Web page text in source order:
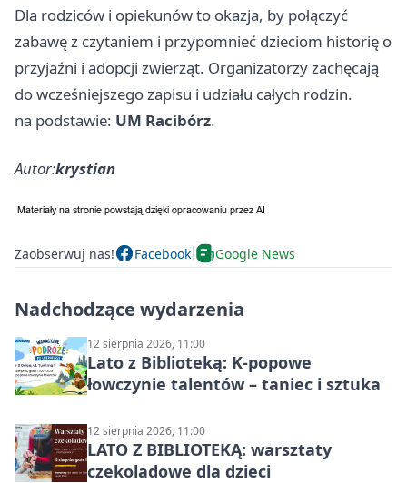
Dla rodziców i opiekunów to okazja, by połączyć
zabawę z czytaniem i przypomnieć dzieciom historię o
przyjaźni i adopcji zwierząt. Organizatorzy zachęcają
do wcześniejszego zapisu i udziału całych rodzin.
na podstawie: UM Racibórz.
Autor:krystian
Zaobserwuj nas! Facebook Google News
Nadchodzące wydarzenia
12 sierpnia 2026, 11:00
Lato z Biblioteką: K-popowe
łowczynie talentów – taniec i sztuka
12 sierpnia 2026, 11:00
LATO Z BIBLIOTEKĄ: warsztaty
czekoladowe dla dzieci